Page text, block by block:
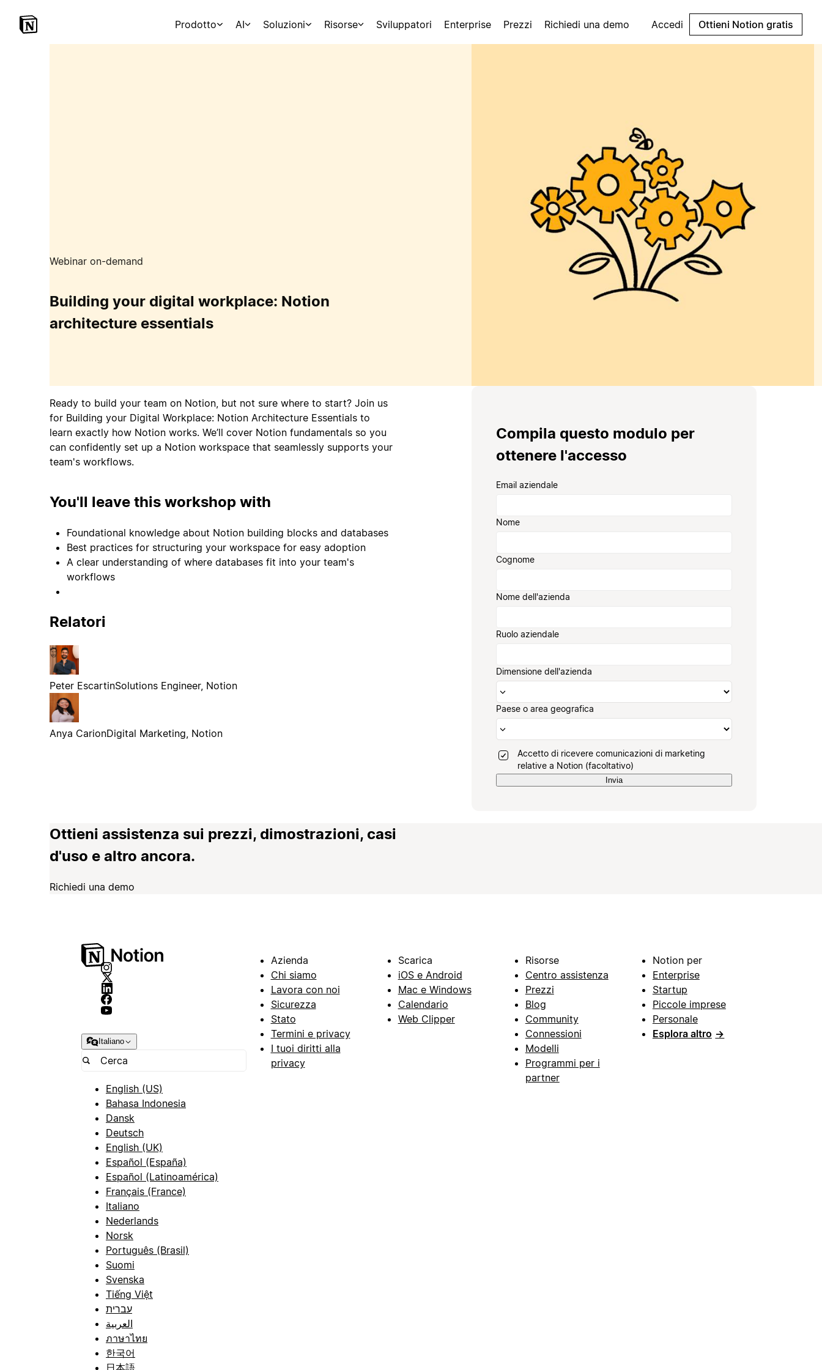
Prodotto AI Soluzioni Risorse Sviluppatori Enterprise Prezzi Richiedi una demo Accedi Ottieni Notion gratis
Webinar on-demand
Building your digital workplace: Notion
architecture essentials
Ready to build your team on Notion, but not sure where to start? Join us
for Building your Digital Workplace: Notion Architecture Essentials to
learn exactly how Notion works. We’ll cover Notion fundamentals so you
can confidently set up a Notion workspace that seamlessly supports your
team's workflows.
You'll leave this workshop with
Foundational knowledge about Notion building blocks and databases
Best practices for structuring your workspace for easy adoption
A clear understanding of where databases fit into your team's
workflows
Relatori
Peter EscartinSolutions Engineer, Notion
Anya CarionDigital Marketing, Notion
Compila questo modulo per
ottenere l'accesso
Email aziendale
Nome
Cognome
Nome dell'azienda
Ruolo aziendale
Dimensione dell'azienda
Paese o area geografica
Accetto di ricevere comunicazioni di marketing
relative a Notion (facoltativo)
Invia
Ottieni assistenza sui prezzi, dimostrazioni, casi
d'uso e altro ancora.
Richiedi una demo
Italiano
English (US)
Bahasa Indonesia
Dansk
Deutsch
English (UK)
Español (España)
Español (Latinoamérica)
Français (France)
Italiano
Nederlands
Norsk
Português (Brasil)
Suomi
Svenska
Tiếng Việt
עברית
العربية
ภาษาไทย
한국어
Azienda
Chi siamo
Lavora con noi
Sicurezza
Stato
Termini e privacy
I tuoi diritti alla
privacy
Scarica
iOS e Android
Mac e Windows
Calendario
Web Clipper
Risorse
Centro assistenza
Prezzi
Blog
Community
Connessioni
Modelli
Programmi per i
partner
Notion per
Enterprise
Startup
Piccole imprese
Personale
Esplora altro →